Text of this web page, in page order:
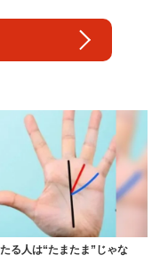
る人は“たまたま”じゃな